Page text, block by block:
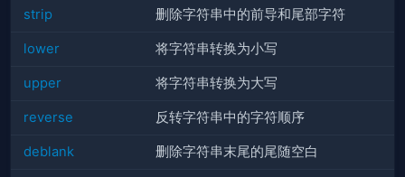
strip 删除字符串中的前导和尾部字符
lower 将字符串转换为小写
upper 将字符串转换为大写
reverse 反转字符串中的字符顺序
deblank 删除字符串末尾的尾随空白